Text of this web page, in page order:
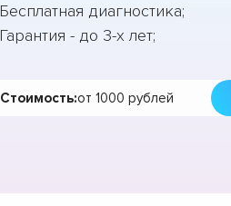
Бесплатная диагностика;
Гарантия - до 3-х лет;
Стоимость:от 1000 рублей